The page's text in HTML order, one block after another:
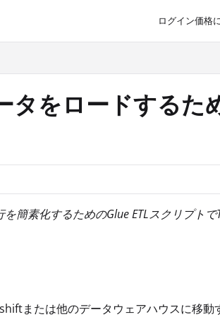
ログイン価格
タをロードするた
簡素化するためのGlue ETLスクリプト
または他のデータウェアハウスに移動